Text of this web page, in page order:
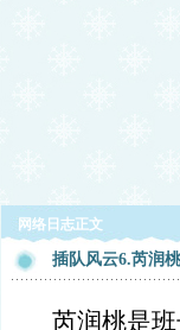
网络日志正文
插队风云6.芮润桃
芮润桃是